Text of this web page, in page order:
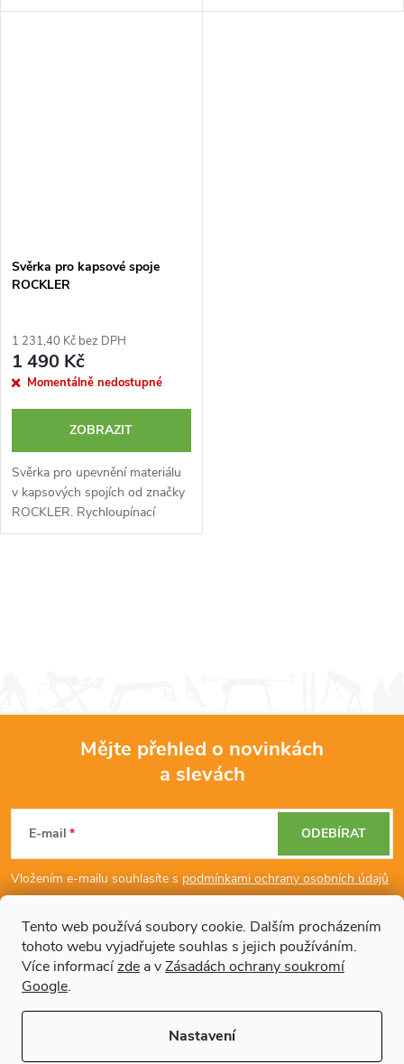
Tento web používá soubory cookie. Dalším procházením
tohoto webu vyjadřujete souhlas s jejich používáním.
Více informacízde a vZásadách ochrany soukromí
Google.
Nastavení
stěrku na roztírání lepidla.
standartní dřevěné tužky nebo
Svěrka pro kapsové spoje
ROCKLER
1 231,40 Kč bez DPH
1 490 Kč
Momentálně nedostupné
ZOBRAZIT
Svěrka pro upevnění materiálu
v kapsových spojích od značky
ROCKLER. Rychloupínací
mechanismus. Pro spoje s
c
p
v
k
y
v
p
Mějte přehled o novinkách
a slevách
E-mail
Vložením e-mailu souhlasíte s podmínkami ochrany osobních údajů
ODEBÍRAT
Dodatečné informace